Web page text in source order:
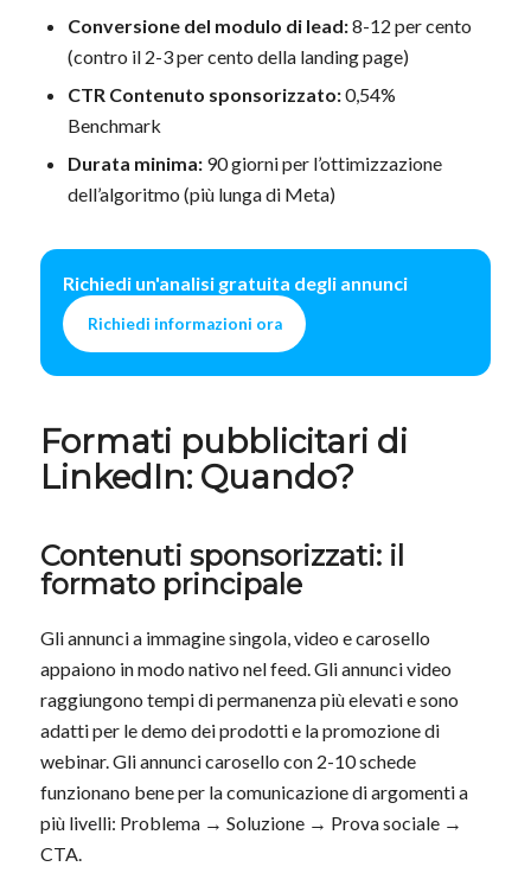
Conversione del modulo di lead:8-12 per cento
(contro il 2-3 per cento della landing page)
CTR Contenuto sponsorizzato:0,54%
Benchmark
Durata minima:90 giorni per l’ottimizzazione
dell’algoritmo (più lunga di Meta)
Richiedi un'analisi gratuita degli annunci
Richiedi informazioni ora
Formati pubblicitari di
LinkedIn: Quando?
Contenuti sponsorizzati: il
formato principale
Gli annunci a immagine singola, video e carosello
appaiono in modo nativo nel feed. Gli annunci video
raggiungono tempi di permanenza più elevati e sono
adatti per le demo dei prodotti e la promozione di
webinar. Gli annunci carosello con 2-10 schede
funzionano bene per la comunicazione di argomenti a
più livelli: Problema → Soluzione → Prova sociale →
CTA.